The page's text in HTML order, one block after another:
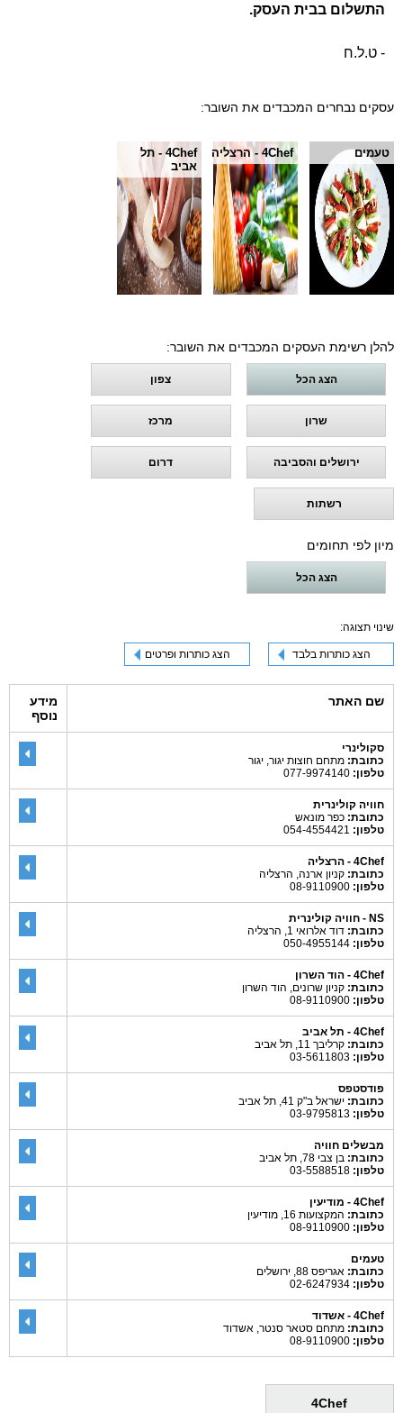
התשלום בבית העסק.
- ט.ל.ח
עסקים נבחרים המכבדים את השובר:
טעמים 4Chef - הרצליה
4Chef - תל
אביב
להלן רשימת העסקים המכבדים את השובר:
הצג הכל צפון
שרון מרכז
ירושלים והסביבה דרום
רשתות
מיון לפי תחומים
הצג הכל
שינוי תצוגה:
הצג כותרות בלבד הצג כותרות ופרטים
שם האתר
מידע
נוסף
סקולינרי
כתובת: מתחם חוצות יגור, יגור
טלפון:
חוויה קולינרית
כתובת: כפר מונאש
טלפון:
4Chef - הרצליה
כתובת: קניון ארנה, הרצליה
טלפון:
NS - חוויה קולינרית
כתובת: דוד אלרואי 1, הרצליה
טלפון:
4Chef - הוד השרון
כתובת: קניון שרונים, הוד השרון
טלפון:
4Chef - תל אביב
כתובת: קרליבך 11, תל אביב
טלפון:
פודסטפס
כתובת: ישראל ב"ק 41, תל אביב
טלפון:
מבשלים חוויה
כתובת: בן צבי 78, תל אביב
טלפון:
4Chef - מודיעין
כתובת: המקצועות 16, מודיעין
טלפון:
טעמים
כתובת: אגריפס 88, ירושלים
טלפון:
4Chef - אשדוד
כתובת: מתחם סטאר סנטר, אשדוד
טלפון:
4Chef